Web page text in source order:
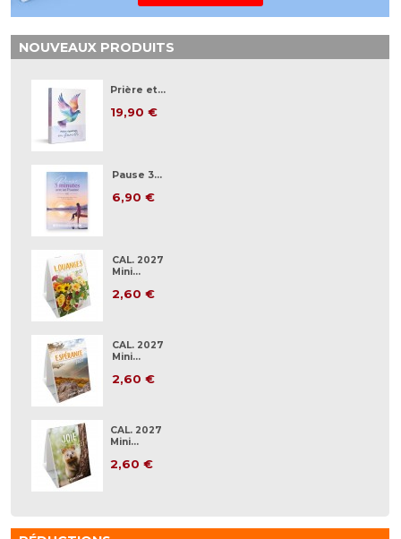
NOUVEAUX PRODUITS
Prière et...
19,90 €
Pause 3...
6,90 €
CAL. 2027
Mini...
2,60 €
CAL. 2027
Mini...
2,60 €
CAL. 2027
Mini...
2,60 €